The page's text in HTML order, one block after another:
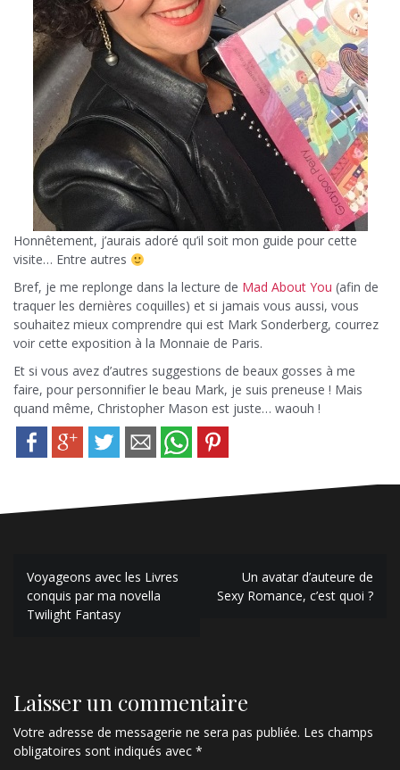
Honnêtement, j’aurais adoré qu’il soit mon guide pour cette
visite… Entre autres
Bref, je me replonge dans la lecture de Mad About You (afin de
traquer les dernières coquilles) et si jamais vous aussi, vous
souhaitez mieux comprendre qui est Mark Sonderberg, courrez
voir cette exposition à la Monnaie de Paris.
Et si vous avez d’autres suggestions de beaux gosses à me
faire, pour personnifier le beau Mark, je suis preneuse ! Mais
quand même, Christopher Mason est juste… waouh !
N
g
a
t
Voyageons avec les Livres
conquis par ma novella
Twilight Fantasy
Un avatar d’auteure de
Sexy Romance, c’est quoi ?
Laisser un commentaire
Votre adresse de messagerie ne sera pas publiée. Les champs
obligatoires sont indiqués avec *